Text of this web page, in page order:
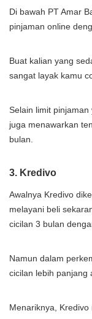
Di bawah PT Amar
pinjaman online
Buat kalian yang
sangat layak kamu
Selain limit
juga menawarkan
bulan.
3. Kredivo
Awalnya Kredivo
melayani beli
cicilan 3 bulan
Namun dalam
cicilan lebih panjang
Menariknya,